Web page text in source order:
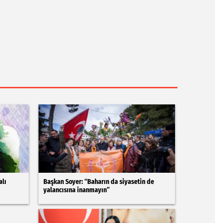
Başkan Soyer: “Baharın da siyasetin de
yalancısına inanmayın”